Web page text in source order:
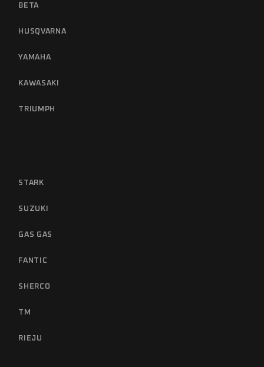
BETA
HUSQVARNA
YAMAHA
KAWASAKI
TRIUMPH
STARK
SUZUKI
GAS GAS
FANTIC
SHERCO
TM
RIEJU